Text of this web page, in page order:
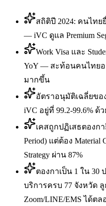
สถิติปี 2024: คนไท
— iVC ดูแล Premium
Work Visa และ
YoY — สะท้อนคนไทยอ
มากขึ้น
อัตราอนุมัติเฉลี่ยขอ
iVC อยู่ที่ 99.2-99.6% ด้
เคสถูกปฏิเสธตองก
Period) แต่ต้อง Material
Strategy ผ่าน 87%
ตองกาเป็น 1 ใน
บริการครบ 77 จังหวัด
Zoom/LINE/EMS ได้ตล